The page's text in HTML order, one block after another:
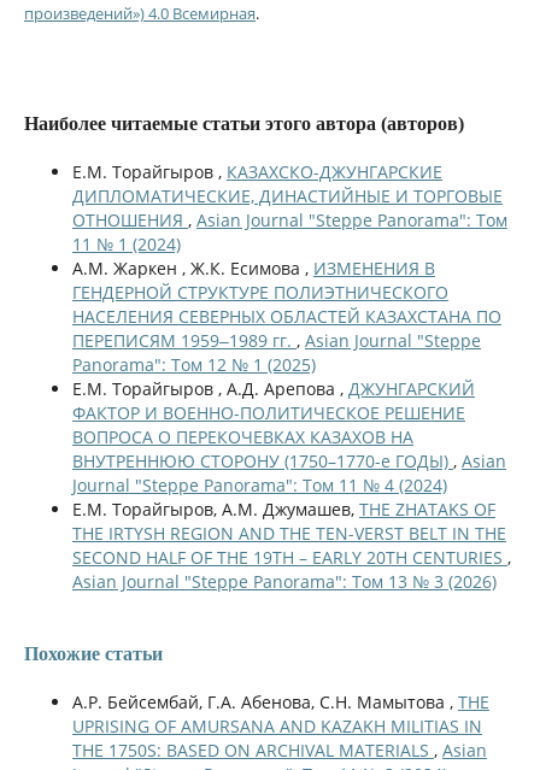
произведений») 4.0 Всемирная.
Наиболее читаемые статьи этого автора (авторов)
Е.М. Торайгыров , КАЗАХСКО-ДЖУНГАРСКИЕ
ДИПЛОМАТИЧЕСКИЕ, ДИНАСТИЙНЫЕ И ТОРГОВЫЕ
ОТНОШЕНИЯ , Asian Journal "Steppe Panorama": Том
11 № 1 (2024)
А.М. Жаркен , Ж.К. Есимова , ИЗМЕНЕНИЯ В
ГЕНДЕРНОЙ СТРУКТУРЕ ПОЛИЭТНИЧЕСКОГО
НАСЕЛЕНИЯ СЕВЕРНЫХ ОБЛАСТЕЙ КАЗАХСТАНА ПО
ПЕРЕПИСЯМ 1959‒1989 гг. , Asian Journal "Steppe
Panorama": Том 12 № 1 (2025)
Е.М. Торайгыров , А.Д. Арепова , ДЖУНГАРСКИЙ
ФАКТОР И ВОЕННО-ПОЛИТИЧЕСКОЕ РЕШЕНИЕ
ВОПРОСА О ПЕРЕКОЧЕВКАХ КАЗАХОВ НА
ВНУТРЕННЮЮ СТОРОНУ (1750–1770-е ГОДЫ) , Asian
Journal "Steppe Panorama": Том 11 № 4 (2024)
Е.М. Торайгыров, А.М. Джумашев, THE ZHATAKS OF
THE IRTYSH REGION AND THE TEN-VERST BELT IN THE
SECOND HALF OF THE 19TH – EARLY 20TH CENTURIES ,
Asian Journal "Steppe Panorama": Том 13 № 3 (2026)
Похожие статьи
А.Р. Бейсембай, Г.А. Абенова, С.Н. Мамытова , THE
UPRISING OF AMURSANA AND KAZAKH MILITIAS IN
THE 1750S: BASED ON ARCHIVAL MATERIALS , Asian